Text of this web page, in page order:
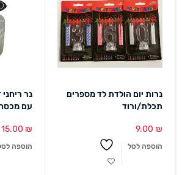
נרות יום הולדת לד מספרים
תכלת/ורוד
9.00 ₪
הוספה לסל
נר ריחני
עם מכסה 06/05 ס"מ
15.00 ₪
הוספה